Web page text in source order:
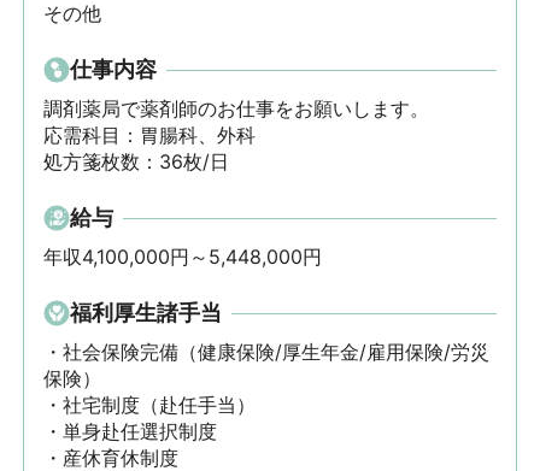
その他
仕事内容
調剤薬局で薬剤師のお仕事をお願いします。
応需科目：胃腸科、外科
処方箋枚数：36枚/日
給与
年収4,100,000円～5,448,000円
福利厚生諸手当
・社会保険完備（健康保険/厚生年金/雇用保険/労災
保険）
・社宅制度（赴任手当）
・単身赴任選択制度
・産休育休制度